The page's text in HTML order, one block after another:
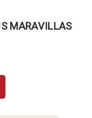
MARAVILLAS